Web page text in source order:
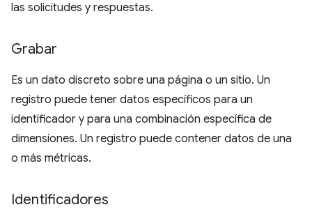
las solicitudes y respuestas.
Grabar
Es un dato discreto sobre una página o un sitio. Un
registro puede tener datos específicos para un
identificador y para una combinación específica de
dimensiones. Un registro puede contener datos de una
o más métricas.
Identificadores